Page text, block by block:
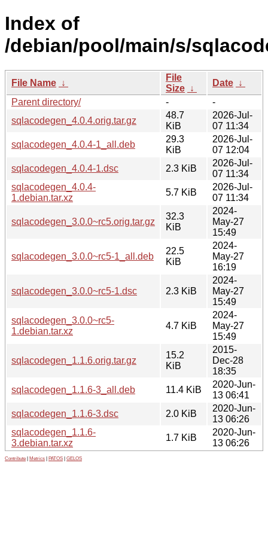
Index of
/debian/pool/main/s/
File Name ↓
File
Size ↓
Date ↓
Parent directory/
-
-
sqlacodegen_4.0.4.orig.tar.gz
48.7
KiB
2026-Jul-
07 11:34
sqlacodegen_4.0.4-1_all.deb
29.3
KiB
2026-Jul-
07 12:04
sqlacodegen_4.0.4-1.dsc
2.3 KiB
2026-Jul-
07 11:34
sqlacodegen_4.0.4-
1.debian.tar.xz
5.7 KiB
2026-Jul-
07 11:34
sqlacodegen_3.0.0~rc5.orig.tar.gz
32.3
KiB
2024-
May-27
15:49
sqlacodegen_3.0.0~rc5-1_all.deb
22.5
KiB
2024-
May-27
16:19
sqlacodegen_3.0.0~rc5-1.dsc 2.3 KiB
2024-
May-27
15:49
sqlacodegen_3.0.0~rc5-
1.debian.tar.xz
4.7 KiB
2024-
May-27
15:49
sqlacodegen_1.1.6.orig.tar.gz
15.2
KiB
2015-
Dec-28
18:35
sqlacodegen_1.1.6-3_all.deb
11.4 KiB
2020-Jun-
13 06:41
sqlacodegen_1.1.6-3.dsc
2.0 KiB
2020-Jun-
13 06:26
sqlacodegen_1.1.6-
3.debian.tar.xz
1.7 KiB
2020-Jun-
13 06:26
Contribute Metrics PATOS GELOS